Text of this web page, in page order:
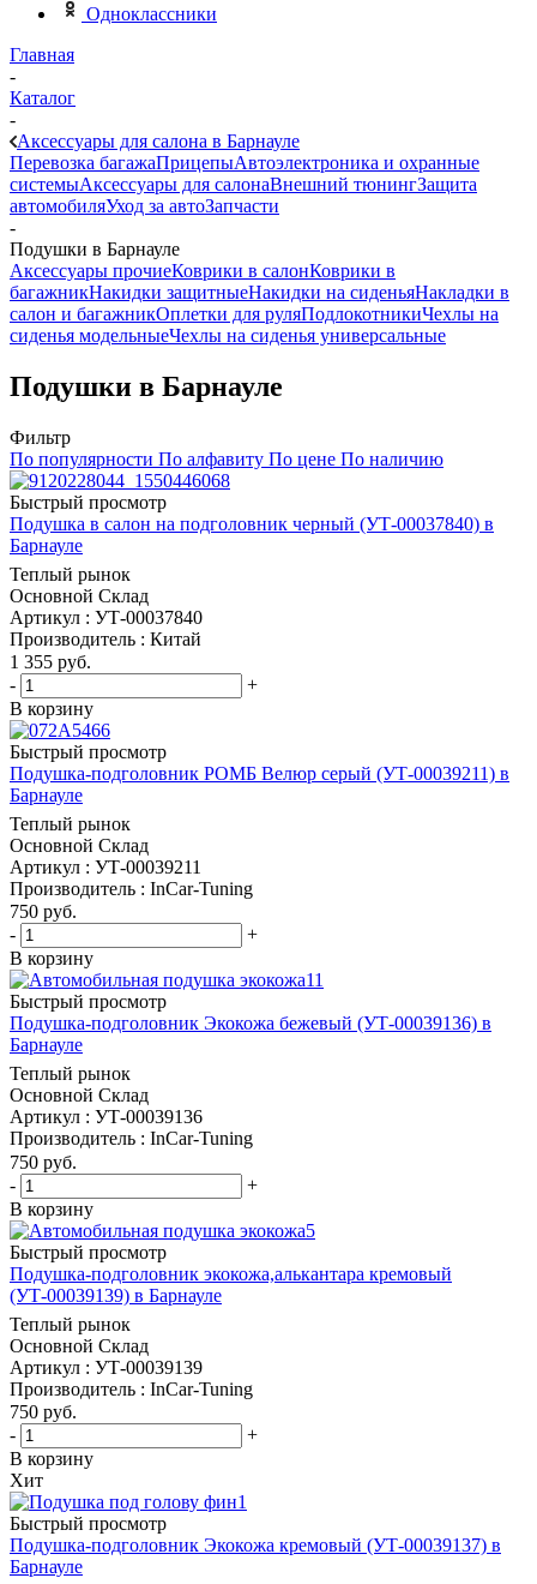
Одноклассники
Главная
-
Каталог
-
Аксессуары для салона в Барнауле
Перевозка багажаПрицепыАвтоэлектроника и охранные
системыАксессуары для салонаВнешний тюнингЗащита
автомобиляУход за автоЗапчасти
-
Подушки в Барнауле
Аксессуары прочиеКоврики в салонКоврики в
багажникНакидки защитныеНакидки на сиденьяНакладки в
салон и багажникОплетки для руляПодлокотникиЧехлы на
сиденья модельныеЧехлы на сиденья универсальные
Подушки в Барнауле
Фильтр
По популярности По алфавиту По цене По наличию
Быстрый просмотр
Подушка в салон на подголовник черный (УТ-00037840) в
Барнауле
Теплый рынок
Основной Склад
Артикул : УТ-00037840
Производитель : Китай
1 355 руб.
-
+
В корзину
Быстрый просмотр
Подушка-подголовник РОМБ Велюр серый (УТ-00039211) в
Барнауле
Теплый рынок
Основной Склад
Артикул : УТ-00039211
Производитель : InCar-Tuning
750 руб.
-
+
В корзину
Быстрый просмотр
Подушка-подголовник Экокожа бежевый (УТ-00039136) в
Барнауле
Теплый рынок
Основной Склад
Артикул : УТ-00039136
Производитель : InCar-Tuning
750 руб.
-
+
В корзину
Быстрый просмотр
Подушка-подголовник экокожа,алькантара кремовый
(УТ-00039139) в Барнауле
Теплый рынок
Основной Склад
Артикул : УТ-00039139
Производитель : InCar-Tuning
750 руб.
-
+
В корзину
Хит
Быстрый просмотр
Подушка-подголовник Экокожа кремовый (УТ-00039137) в
Барнауле